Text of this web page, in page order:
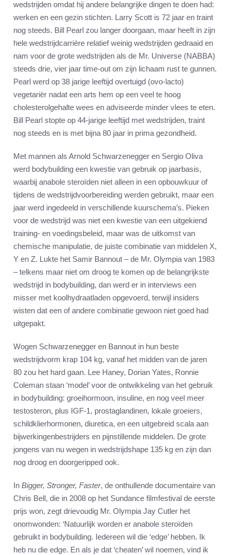
wedstrijden omdat hij andere belangrijke dingen te doen had:
werken en een gezin stichten. Larry Scott is 72 jaar en traint
nog steeds. Bill Pearl zou langer doorgaan, maar heeft in zijn
hele wedstrijdcarrière relatief weinig wedstrijden gedraaid en
nam voor de grote wedstrijden als de Mr. Universe (NABBA)
steeds drie, vier jaar time-out om zijn lichaam rust te gunnen.
Pearl werd op 38 jarige leeftijd overtuigd (ovo-lacto)
vegetariër nadat een arts hem op een veel te hoog
cholesterolgehalte wees en adviseerde minder vlees te eten.
Bill Pearl stopte op 44-jarige leeftijd met wedstrijden, traint
nog steeds en is met bijna 80 jaar in prima gezondheid.
Met mannen als Arnold Schwarzenegger en Sergio Oliva
werd bodybuilding een kwestie van gebruik op jaarbasis,
waarbij anabole steroïden niet alleen in een opbouwkuur of
tijdens de wedstrijdvoorbereiding werden gebruikt, maar een
jaar werd ingedeeld in verschillende kuurschema’s. Pieken
voor de wedstrijd was niet een kwestie van een uitgekiend
training- en voedingsbeleid, maar was de uitkomst van
chemische manipulatie, de juiste combinatie van middelen X,
Y en Z. Lukte het Samir Bannout – de Mr. Olympia van 1983
– telkens maar niet om droog te komen op de belangrijkste
wedstrijd in bodybuilding, dan werd er in interviews een
misser met koolhydraatladen opgevoerd, terwijl insiders
wisten dat een of andere combinatie gewoon niet goed had
uitgepakt.
Wogen Schwarzenegger en Bannout in hun beste
wedstrijdvorm krap 104 kg, vanaf het midden van de jaren
80 zou het hard gaan. Lee Haney, Dorian Yates, Ronnie
Coleman staan ‘model’ voor de ontwikkeling van het gebruik
in bodybuilding: groeihormoon, insuline, en nog veel meer
testosteron, plus IGF-1, prostaglandinen, lokale groeiers,
schildklierhormonen, diuretica, en een uitgebreid scala aan
bijwerkingenbestrijders en pijnstillende middelen. De grote
jongens van nu wegen in wedstrijdshape 135 kg en zijn dan
nog droog en doorgeripped ook.
In Bigger, Stronger, Faster, de onthullende documentaire van
Chris Bell, die in 2008 op het Sundance filmfestival de eerste
prijs won, zegt drievoudig Mr. Olympia Jay Cutler het
onomwonden: ‘Natuurlijk worden er anabole steroïden
gebruikt in bodybuilding. Iedereen wil die ‘edge’ hebben. Ik
heb nu die edge. En als je dat ‘cheaten’ wil noemen, vind ik